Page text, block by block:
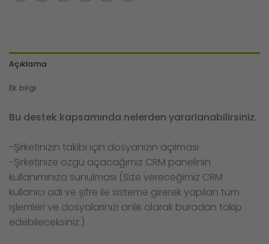
Açıklama
Ek bilgi
Bu destek kapsamında nelerden yararlanabilirsiniz.
-Şirketinizin takibi için dosyanızın açılması
-Şirketinize özgü açacağımız CRM panelinin
kullanımınıza sunulması (Size vereceğimiz CRM
kullanıcı adı ve şifre ile sisteme girerek yapılan tüm
işlemleri ve dosyalarınızı anlık olarak buradan takip
edebileceksiniz.)